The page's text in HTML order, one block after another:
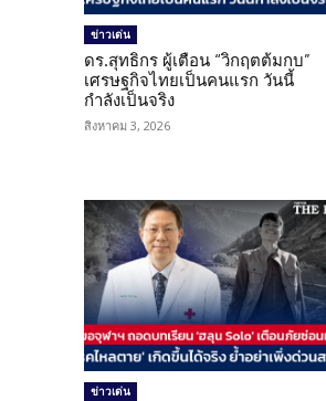
ข่าวเด่น
ดร.สุทธิกร ผู้เตือน “วิกฤตต้มกบ”
เศรษฐกิจไทยเป็นคนแรก วันนี้
กำลังเป็นจริง
สิงหาคม 3, 2026
ข่าวเด่น